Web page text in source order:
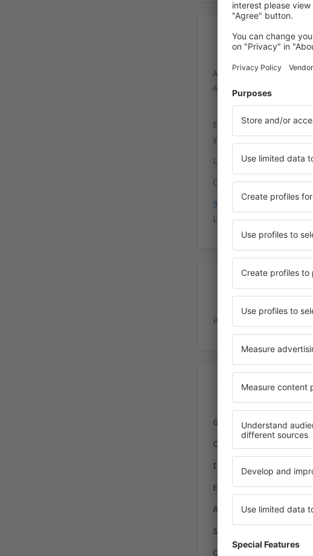
Aeroporto di Catania-
Aeroporto Fontanarossa,
Existe un servicio de
y la estación de trenes.
Las paradas de taxis se
Coordenadas para
37°28'13"N, 15°3'59"E
Las autovías A19 y A18
Playa de
Gastronomía:
Compras:
freeshop,
Internet:
servicio de
Entidades financieras:
Alquiler de autos:Avis,
Servicios a
Otros servicios: